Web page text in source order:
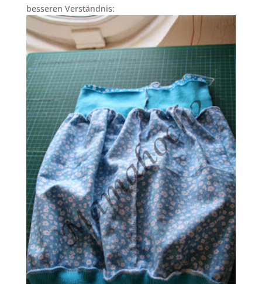
besseren Verständnis: